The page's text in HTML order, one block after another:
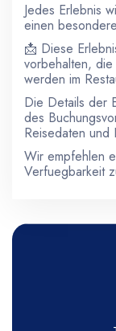
Jedes Erlebnis
einen
📩 Diese
vorbehalten,
werden im
Die Details der
des
Reisedaten und
Wir empfehlen
Verfuegbarkeit